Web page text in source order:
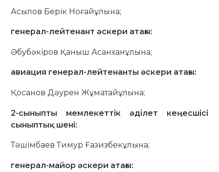
Асылов Берік Ноғайұлына;
генерал-лейтенант әскери атағы:
Әбубәкіров Қаныш Асанханұлына;
авиация генерал-лейтенанты әскери атағы:
Қосанов Дәурен Жұматайұлына;
2-сыныпты мемлекеттік әділет кеңесшісі
сыныптық шені:
Тәшімбаев Тимур Ғазизбекұлына;
генерал-майор әскери атағы: